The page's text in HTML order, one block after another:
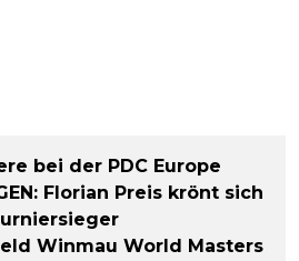
bei der PDC Europe
Florian Preis krönt sich
Winmau World Masters